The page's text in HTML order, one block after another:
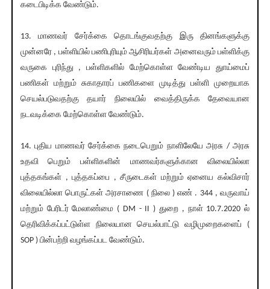
கடைபிடிக்க வேண்டும்.
13. மாணவர் சேர்க்கை தொடங்குவதற்கு இரு தினங்களுக்கு
முன்னரே , பள்ளியில் பணிபுரியும் ஆசிரியர்கள் அனைவரும் பள்ளிக்கு
வருகை புரிந்து , பள்ளிகளில் மேற்கொள்ள வேண்டிய துாய்மைப்
பணிகள் மற்றும் சுகாதாரப் பணிகளை முடித்து பள்ளி முறையாக
செயல்படுவதற்கு தயார் நிலையில் வைத்திருக்க தேவையான
நடவடிக்கை மேற்கொள்ள வேண்டும்.
14. புதிய மாணவர் சேர்க்கை நடைபெறும் நாளிலேயே அரசு / அரசு
உதவி பெறும் பள்ளிகளின் மாணவர்களுக்கான விலையில்லா
புத்தகங்கள் , புத்தகப்பை , சீருடைகள் மற்றும் ஏனைய கல்விசார்
விலையில்லா பொருட்கள் அரசாணை ( நிலை ) எண் . 344 , வருவாய்
மற்றும் பேரிடர் மேலாண்மை ( DM - II ) துறை , நாள் 10.7.2020 ல்
தெரிவிக்கப்பட்டுள்ள நிலையான செயல்பாட்டு வழிமுறைகளைப் (
SOP ) பின்பற்றி வழங்கப்பட வேண்டும்.